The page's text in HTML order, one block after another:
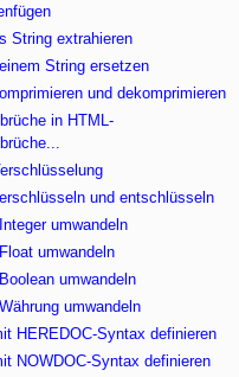
String extrahieren
String ersetzen
und dekomprimieren
in HTML-
und entschlüsseln
umwandeln
umwandeln
umwandeln
umwandeln
HEREDOC-Syntax definieren
NOWDOC-Syntax definieren